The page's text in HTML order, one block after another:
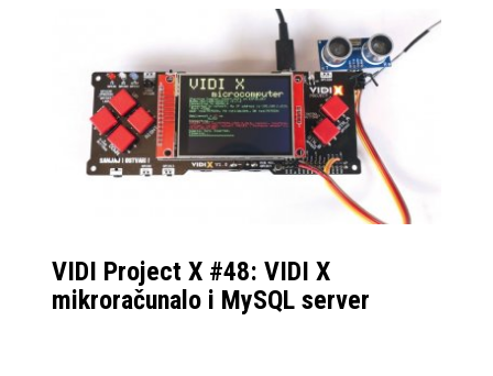
VIDI Project X #48: VIDI X
mikroračunalo i MySQL server